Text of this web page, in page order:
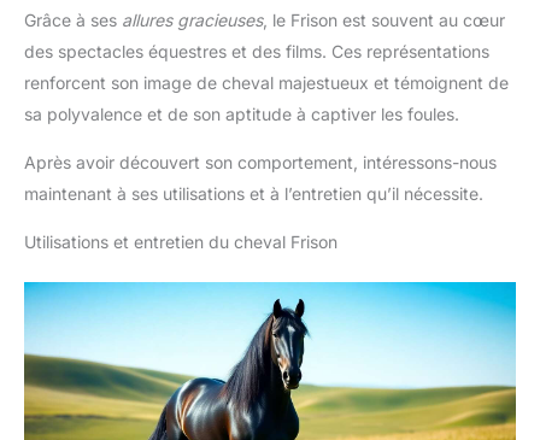
Grâce à ses allures gracieuses, le Frison est souvent au cœur
des spectacles équestres et des films. Ces représentations
renforcent son image de cheval majestueux et témoignent de
sa polyvalence et de son aptitude à captiver les foules.
Après avoir découvert son comportement, intéressons-nous
maintenant à ses utilisations et à l’entretien qu’il nécessite.
Utilisations et entretien du cheval Frison